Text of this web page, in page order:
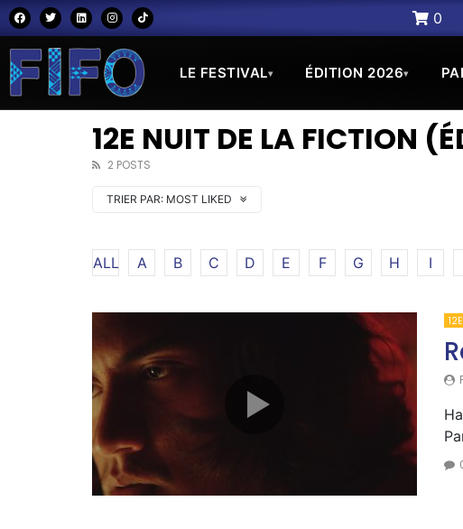
0
LE FESTIVAL▾ ÉDITION 2026▾
12E NUIT DE LA FICTION
2 POSTS
TRIER PAR: MOST LIKED
ALL A B C D E F G H I